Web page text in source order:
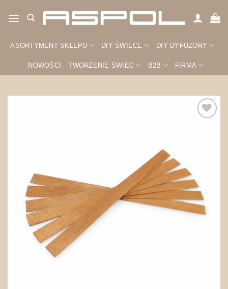
ASORTYMENT SKLEPU DIY ŚWIECE DIY DYFUZORY
NOWOŚCI TWORZENIE ŚWIEC B2B FIRMA